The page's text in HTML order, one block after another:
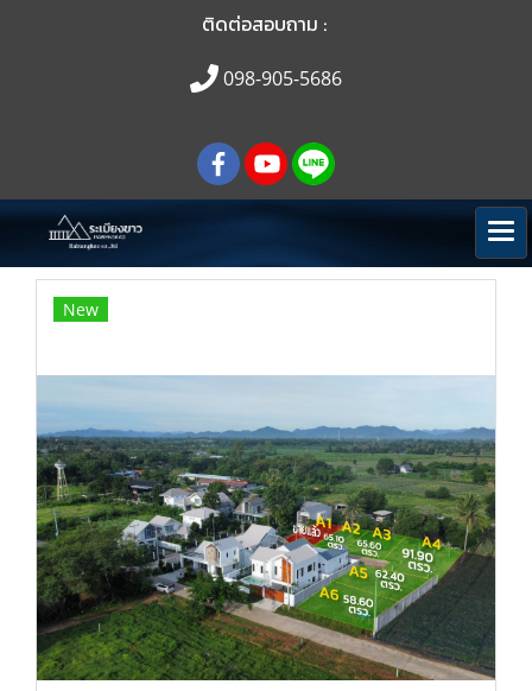
ติดต่อสอบถาม :
098-905-5686
New